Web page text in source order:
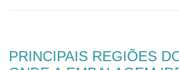
PRINCIPAIS REGIÕES